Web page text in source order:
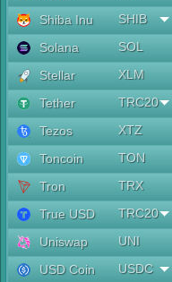
Shiba Inu
SHIB
Solana
SOL
Stellar
XLM
Tether
TRC20
Tezos
XTZ
Toncoin
TON
Tron
TRX
True USD
TRC20
Uniswap
UNI
USD Coin
USDC